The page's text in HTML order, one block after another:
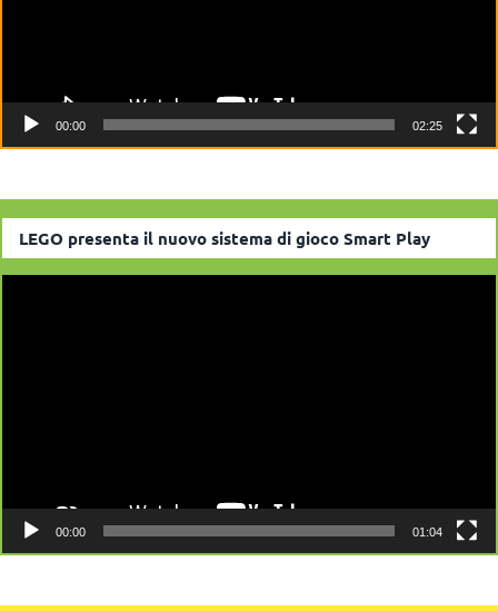
00:00 02:25
LEGO presenta il nuovo sistema di gioco Smart Play
00:00 01:04